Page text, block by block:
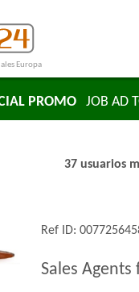
Europa
PROMO JOB AD
37 usuarios
Ref ID:
Sales